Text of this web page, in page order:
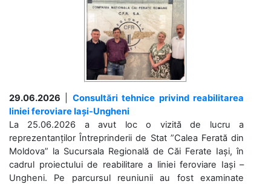
29.06.2026
Consultări tehnice privind reabilitarea
liniei feroviare Iași-Ungheni
La 25.06.2026 a avut loc o vizită de lucru a
reprezentanților Întreprinderii de Stat ”Calea Ferată din
Moldova” la Sucursala Regională de Căi Ferate Iași, în
cadrul proiectului de reabilitare a liniei feroviare Iași –
Ungheni. Pe parcursul reuniunii au fost examinate